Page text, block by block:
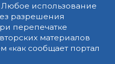
использование
разрешения
перепечатке
материалов
«как сообщает портал